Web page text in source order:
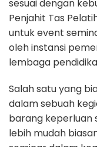
sesuai dengan
Penjahit Tas
untuk event
oleh instansi
lembaga
Salah satu yang
dalam sebuah
barang keperluan
lebih mudah